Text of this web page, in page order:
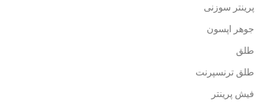
پرینتر سوزنی
جوهر اپسون
طلق
طلق ترنسپرنت
فیش پرینتر